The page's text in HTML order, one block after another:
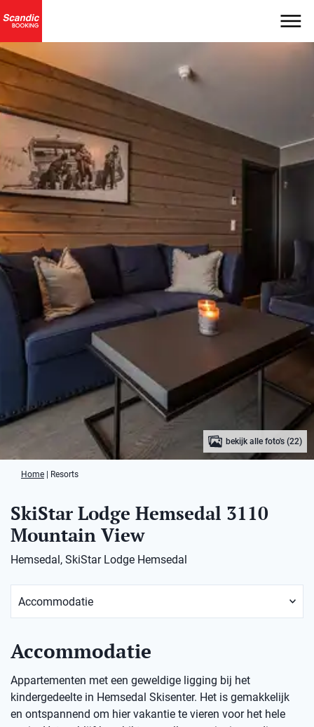
bekijk alle foto's (22)
Home Resorts
SkiStar Lodge Hemsedal 3110
Mountain View
Hemsedal, SkiStar Lodge Hemsedal
Accommodatie
Appartementen met een geweldige ligging bij het
kindergedeelte in Hemsedal Skisenter. Het is gemakkelijk
en ontspannend om hier vakantie te vieren voor het hele